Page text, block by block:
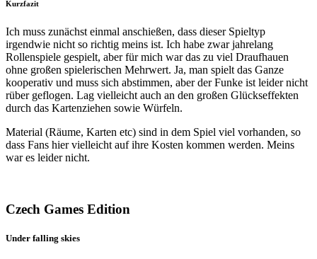
Kurzfazit
Ich muss zunächst einmal anschießen, dass dieser Spieltyp
irgendwie nicht so richtig meins ist. Ich habe zwar jahrelang
Rollenspiele gespielt, aber für mich war das zu viel Draufhauen
ohne großen spielerischen Mehrwert. Ja, man spielt das Ganze
kooperativ und muss sich abstimmen, aber der Funke ist leider nicht
rüber geflogen. Lag vielleicht auch an den großen Glückseffekten
durch das Kartenziehen sowie Würfeln.
Material (Räume, Karten etc) sind in dem Spiel viel vorhanden, so
dass Fans hier vielleicht auf ihre Kosten kommen werden. Meins
war es leider nicht.
Czech Games Edition
Under falling skies